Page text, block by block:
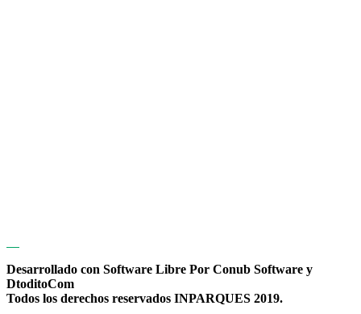
Desarrollado con Software Libre Por Conub Software y
DtoditoCom
Todos los derechos reservados INPARQUES 2019.